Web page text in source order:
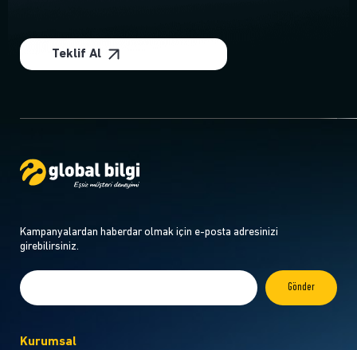
Teklif Al
Kampanyalardan haberdar olmak için e-posta adresinizi
girebilirsiniz.
Kurumsal